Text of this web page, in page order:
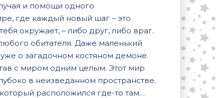
и помощи одного
где каждый новый шаг – это
окружает, – либо друг, либо враг.
обитателя. Даже маленький
о загадочном костяном демоне.
с миром одним целым. Этот мир
в неизведанном пространстве.
расположился где-то там…